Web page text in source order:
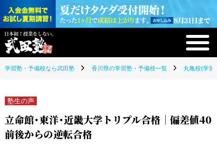
学習塾・予備校なら武田塾 香川県の学習塾・予備校一覧 丸亀校(学習
塾生の声
立命館・東洋・近畿大学トリプル合格｜偏差値40
前後からの逆転合格